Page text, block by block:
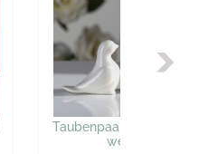
Taubenpaar "Hochzeit",
weiß